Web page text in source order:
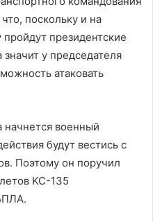
поскольку и на
президентские
у председателя
атаковать
начнется военный
будут вестись с
Поэтому он поручил
KC-135